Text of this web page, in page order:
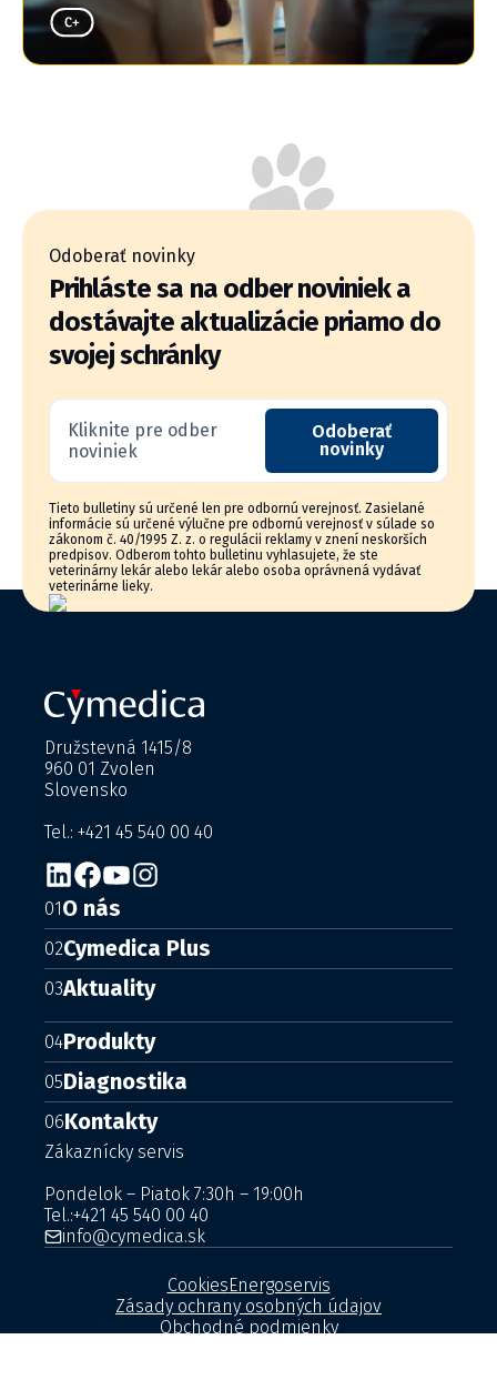
Odoberať novinky
Prihláste sa na odber noviniek a
dostávajte aktualizácie priamo do
svojej schránky
Kliknite pre odber
noviniek
Odoberať
novinky
Tieto bulletiny sú určené len pre odbornú verejnosť. Zasielané
informácie sú určené výlučne pre odbornú verejnosť v súlade so
zákonom č. 40/1995 Z. z. o regulácii reklamy v znení neskorších
predpisov. Odberom tohto bulletinu vyhlasujete, že ste
veterinárny lekár alebo lekár alebo osoba oprávnená vydávať
veterinárne lieky.
Družstevná 1415/8
960 01 Zvolen
Slovensko
Tel.: +421 45 540 00 40
01 O nás
02Cymedica Plus
03Aktuality
04Produkty
05Diagnostika
06Kontakty
Zákaznícky servis
Pondelok – Piatok 7:30h – 19:00h
Tel.:+421 45 540 00 40
info@cymedica.sk
Cookies Energoservis
Zásady ochrany osobných údajov
Obchodné podmienky